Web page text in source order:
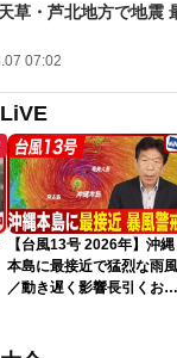
草・芦北地方で地震
07:02
【台風13号 2026年】沖縄
本島に最接近で猛烈な雨風
／動き遅く影響長引くおそ